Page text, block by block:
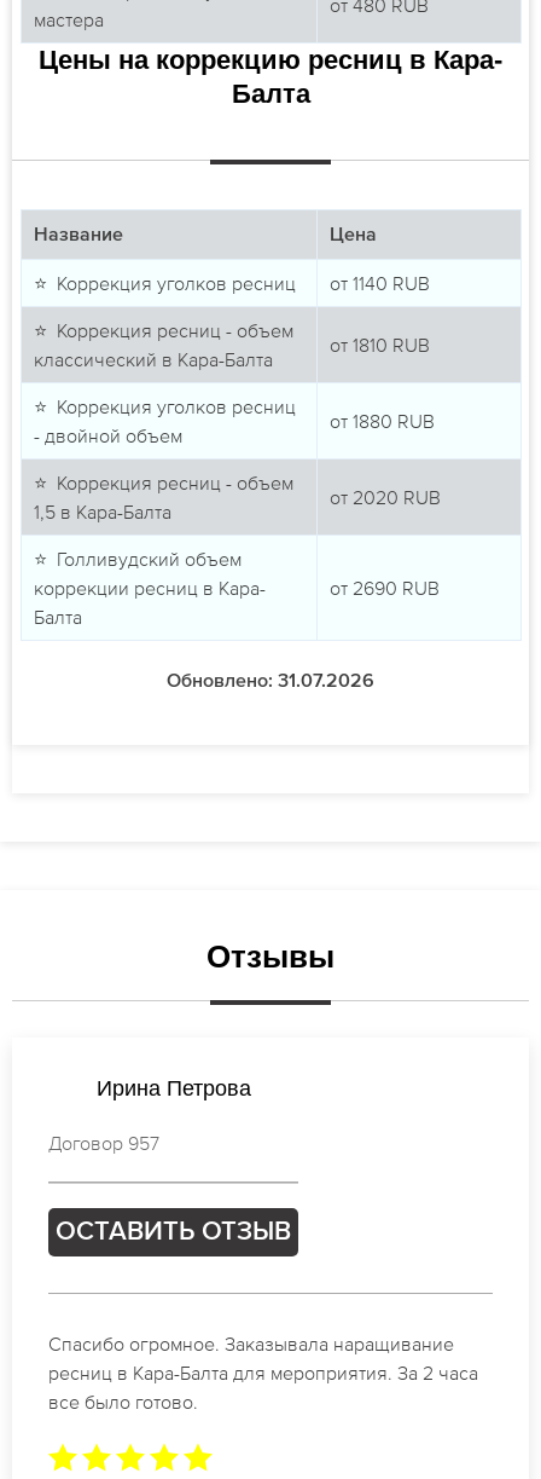
мастера
от 480 RUB
Цены на коррекцию ресниц в Кара-
Балта
Название Цена
⭐ Коррекция уголков ресниц от 1140 RUB
⭐ Коррекция ресниц - объем
классический в Кара-Балта
от 1810 RUB
⭐ Коррекция уголков ресниц
- двойной объем
от 1880 RUB
⭐ Коррекция ресниц - объем
1,5 в Кара-Балта
от 2020 RUB
⭐ Голливудский объем
коррекции ресниц в Кара-
Балта
от 2690 RUB
Обновлено: 31.07.2026
Отзывы
Мария Петрова
Договор 530
ОСТАВИТЬ ОТЗЫВ
Идеальные мастера своего дела по наращиванию
ресниц в Кара-Балта. Великолепный результат.
Буду обращаться еще.